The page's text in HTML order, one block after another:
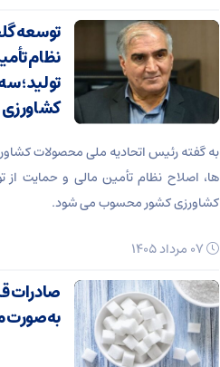
توسعه
نظام
تولید؛
کشاورزی
به گفته رئیس اتحادیه ملی محصولات
‌ها، اصلاح نظام تأمین مالی و حمایت از
کشاورزی کشور محسوب می شود.
به‌صورت